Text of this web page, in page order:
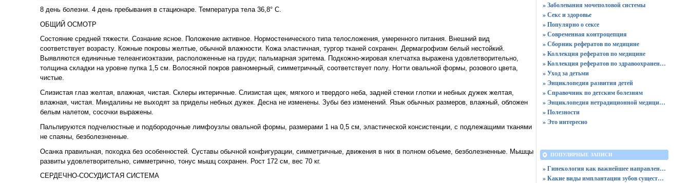
8 день болезни. 4 день пребывания в стационаре. Температура тела 36,8° С.
ОБЩИЙ ОСМОТР
Состояние средней тяжести. Сознание ясное. Положение активное. Нормостенического типа телосложения, умеренного питания. Внешний вид
соответствует возрасту. Кожные покровы желтые, обычной влажности. Кожа эластичная, тургор тканей сохранен. Дермагрофизм белый нестойкий.
Выявляются единичные телеангиоэктазии, расположенные на груди; пальмарная эритема. Подкожно-жировая клетчатка выражена удовлетворительно,
толщина складки на уровне пупка 1,5 см. Волосяной покров равномерный, симметричный, соответствует полу. Ногти овальной формы, розового цвета,
чистые.
Слизистая глаз желтая, влажная, чистая. Склеры иктеричные. Слизистая щек, мягкого и твердого неба, задней стенки глотки и небных дужек желтая,
влажная, чистая. Миндалины не выходят за приделы небных дужек. Десна не изменены. Зубы без изменений. Язык обычных размеров, влажный, обложен
белым налетом, сосочки выражены.
Пальпируются подчелюстные и подбородочные лимфоузлы овальной формы, размерами 1 на 0,5 см, эластической консистенции, с подлежащими тканями
не спаяны, безболезненные.
Осанка правильная, походка без особенностей. Суставы обычной конфигурации, симметричные, движения в них в полном объеме, безболезненные. Мышцы
развиты удовлетворительно, симметрично, тонус мышц сохранен. Рост 172 см, вес 70 кг.
СЕРДЕЧНО-СОСУДИСТАЯ СИСТЕМА
» Заболевания мочеполовой системы
» Секс и здоровье
» Популярно о сексе
» Современная контроцепция
» Сборник рефератов по медицине
» Коллекция рефератов по медицине
» Коллекция рефератов по здравоохранению
» Уход за детьми
» Энциклопедия развития детей
» Справочник по детским болезням
» Энциклопедия нетрадиционной медицины
» Полезности
» Это интересно
ПОПУЛЯРНЫЕ ЗАПИСИ
» Гинекология как важнейшее направление в медицине: особенности, лечение, диагностика
» Какие виды имплантации зубов существуют?